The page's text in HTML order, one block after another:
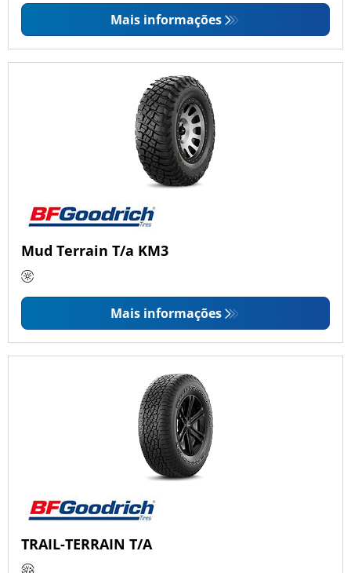
Mais informações
Mud Terrain T/a KM3
Mais informações
TRAIL-TERRAIN T/A